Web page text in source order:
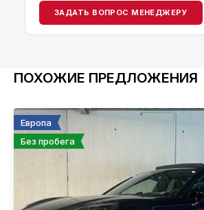
ЗАДАТЬ ВОПРОС МЕНЕДЖЕРУ
ПОХОЖИЕ ПРЕДЛОЖЕНИЯ
Европа
Без пробега